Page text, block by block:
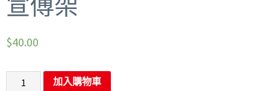
宣傅架
$40.00
加入購物車